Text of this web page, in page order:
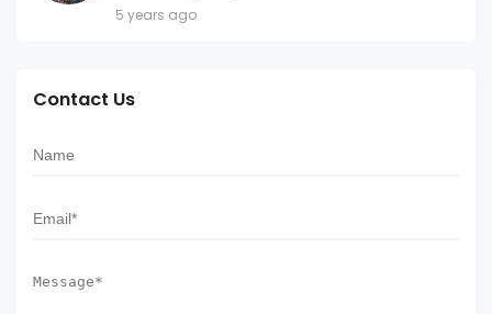
5 years ago
Contact Us